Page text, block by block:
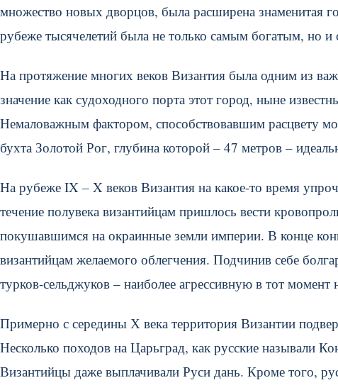
множество новых дворцов, была расширена знаменитая
рубеже тысячелетий была не только самым богатым, но
На протяжение многих веков Византия была одним из
значение как судоходного порта этот город, ныне
Немаловажным фактором, способствовавшим расцвету
бухта Золотой Рог, глубина которой – 47 метров –
На рубеже IX – X веков Византия на какое-то время
течение полувека византийцам пришлось вести
покушавшимся на окраинные земли империи. В конце
византийцам желаемого облегчения. Подчинив себе
турков-сельджуков – наиболее агрессивную в тот
Примерно с середины Х века территория Византии
Несколько походов на Царьград, как русские называли
Византийцы даже выплачивали Руси дань. Кроме того,